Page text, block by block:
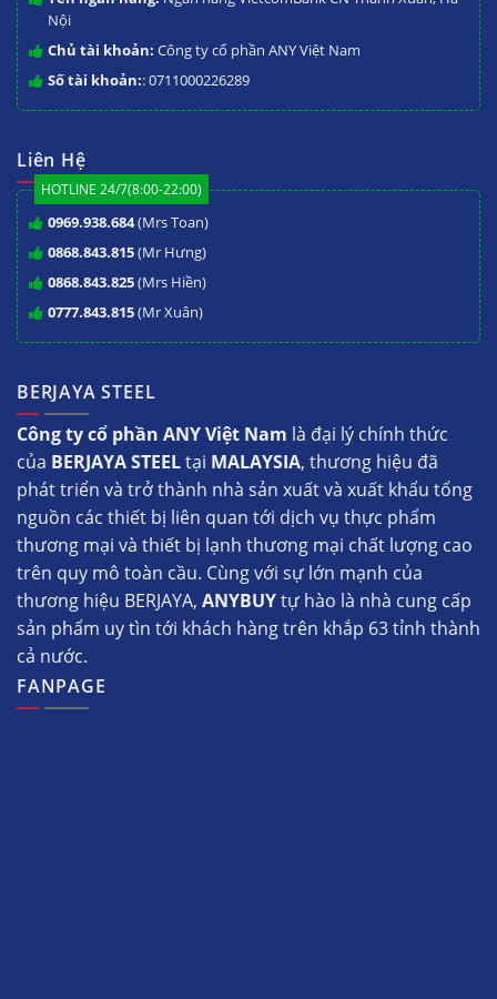
Nội
Chủ tài khoản: Công ty cổ phần ANY Việt Nam
Số tài khoản:: 0711000226289
Liên Hệ
HOTLINE 24/7(8:00-22:00)
0969.938.684(Mrs Toan)
0868.843.815(Mr Hưng)
0868.843.825(Mrs Hiền)
0777.843.815(Mr Xuân)
BERJAYA STEEL
Công ty cổ phần ANY Việt Nam là đại lý chính thức
của BERJAYA STEELtại MALAYSIA, thương hiệu đã
phát triển và trở thành nhà sản xuất và xuất khẩu tổng
nguồn các thiết bị liên quan tới dịch vụ thực phẩm
thương mại và thiết bị lạnh thương mại chất lượng cao
trên quy mô toàn cầu. Cùng với sự lớn mạnh của
thương hiệu BERJAYA, ANYBUYtự hào là nhà cung cấp
sản phẩm uy tìn tới khách hàng trên khắp 63 tỉnh thành
cả nước.
FANPAGE